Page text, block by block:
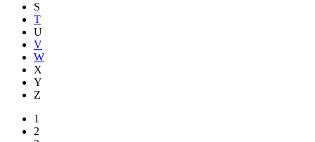
S
T
U
V
W
X
Y
Z
1
2